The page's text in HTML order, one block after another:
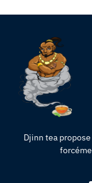
Djinn tea